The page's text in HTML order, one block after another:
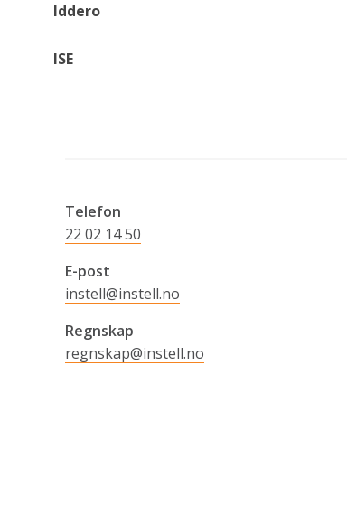
Iddero
ISE
Telefon
22 02 14 50
E-post
instell@instell.no
Regnskap
regnskap@instell.no